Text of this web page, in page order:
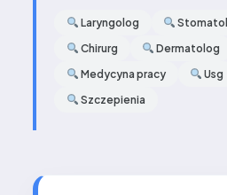
Laryngolog
Chirurg
Dermatolog
Medycyna pracy
Usg
Szczepienia